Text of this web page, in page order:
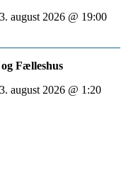
august 2026 @ 19:00
Fælleshus
august 2026 @ 1:20